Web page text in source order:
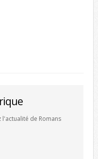
l'actualité de Romans